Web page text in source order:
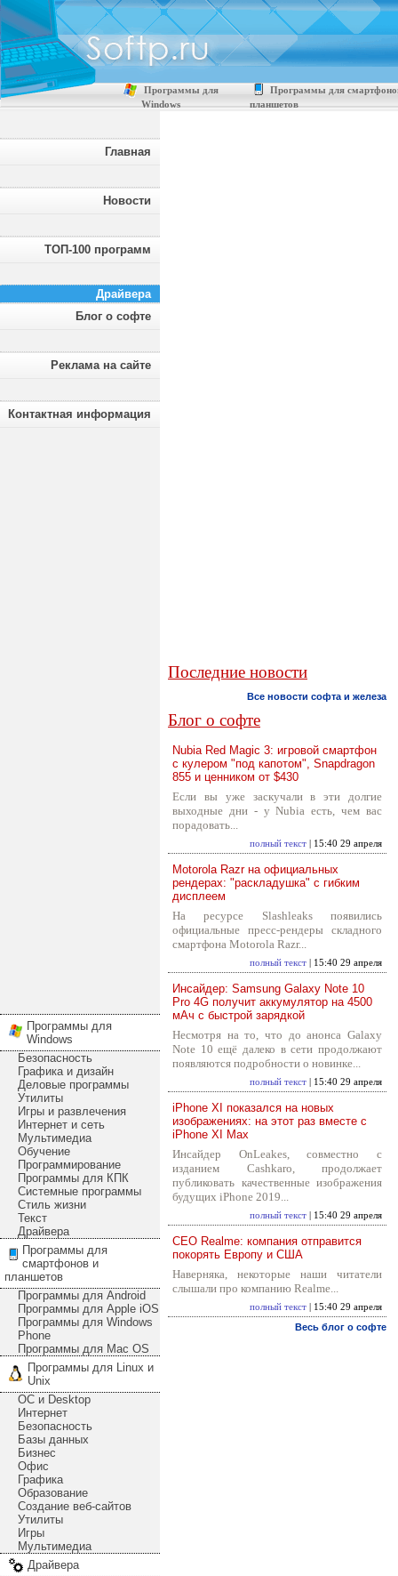
Программы для
Windows
Программы для
планшетов
Главная
Новости
ТОП-100 программ
Драйвера
Блог о софте
Реклама на сайте
Контактная информация
Программы для
Windows
Безопасность
Графика и дизайн
Деловые программы
Утилиты
Игры и развлечения
Интернет и сеть
Мультимедиа
Обучение
Программирование
Программы для КПК
Системные программы
Стиль жизни
Текст
Драйвера
Программы для
смартфонов и
планшетов
Программы для Android
Программы для Apple iOS
Программы для Windows
Phone
Программы для Mac OS
Программы для Linux и
Unix
ОС и Desktop
Интернет
Безопасность
Базы данных
Бизнес
Офис
Графика
Образование
Создание веб-сайтов
Утилиты
Игры
Мультимедиа
Драйвера
Последние новости
Все новости софта и железа
Блог о софте
Nubia Red Magic 3: игровой смартфон
с кулером "под капотом", Snapdragon
855 и ценником от $430
Если вы уже заскучали в эти долгие
выходные дни - у Nubia есть, чем вас
порадовать...
полный текст | 15:40 29 апреля
Motorola Razr на официальных
рендерах: "раскладушка" с гибким
дисплеем
На ресурсе Slashleaks появились
официальные пресс-рендеры складного
смартфона Motorola Razr...
полный текст | 15:40 29 апреля
Инсайдер: Samsung Galaxy Note 10
Pro 4G получит аккумулятор на 4500
мАч с быстрой зарядкой
Несмотря на то, что до анонса Galaxy
Note 10 ещё далеко в сети продолжают
появляются подробности о новинке...
полный текст | 15:40 29 апреля
iPhone XI показался на новых
изображениях: на этот раз вместе с
iPhone XI Max
Инсайдер OnLeakes, совместно с
изданием Cashkaro, продолжает
публиковать качественные изображения
будущих iPhone 2019...
полный текст | 15:40 29 апреля
CEO Realme: компания отправится
покорять Европу и США
Наверняка, некоторые наши читатели
слышали про компанию Realme...
полный текст | 15:40 29 апреля
Весь блог о софте